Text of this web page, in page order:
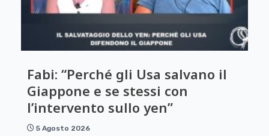
Fabi: “Perché gli Usa salvano il
Giappone e se stessi con
l’intervento sullo yen”
5 Agosto 2026